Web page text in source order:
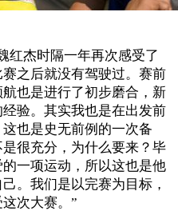
杰时隔一年再次感受了
之后就没有驾驶过。赛前
也是进行了初步磨合，新
验。其实我也是在出发前
也是史无前例的一次备
很充分，为什么要来？毕
一项运动，所以这也是他
。我们是以完赛为目标，
次大赛。”